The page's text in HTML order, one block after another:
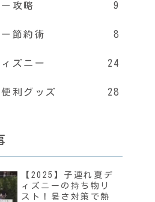
攻略 9
節約術 8
ズニー 24
利グッズ 28
【2025】子連れ夏デ
ィズニーの持ち物リ
スト！暑さ対策で熱